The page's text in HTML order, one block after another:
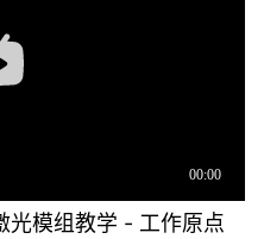
光模组教学 - 工作原点